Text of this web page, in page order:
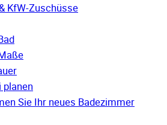
KfW-Zuschüsse
planen
Sie Ihr neues Badezimmer